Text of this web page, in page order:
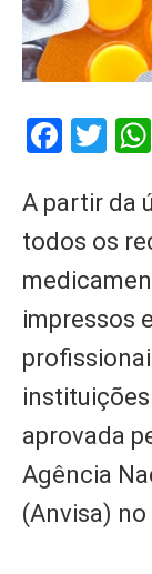
A partir da
todos os
impressos
aprovada
Agência
(Anvisa)